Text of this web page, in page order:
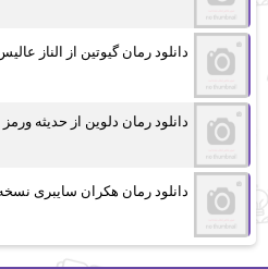
دانلود رمان گیوتین از الناز
دانلود رمان دلوین از حدیثه
دانلود رمان هکران سایبری